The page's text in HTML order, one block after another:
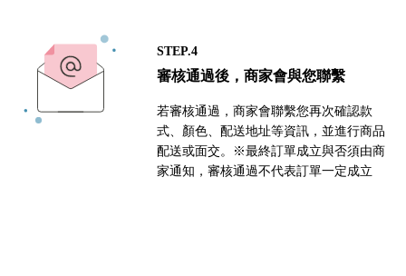
STEP.4
審核通過後，商家會與您聯繫
若審核通過，商家會聯繫您再次確認款
式、顏色、配送地址等資訊，並進行商品
配送或面交。※最終訂單成立與否須由商
家通知，審核通過不代表訂單一定成立